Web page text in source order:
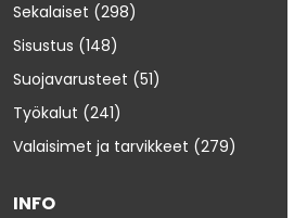
Sekalaiset (298)
Sisustus (148)
Suojavarusteet (51)
Työkalut (241)
Valaisimet ja tarvikkeet (279)
INFO